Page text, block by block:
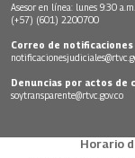
Asesor en línea: lunes 9:30
(+57) (601) 2200700
Correo de
Denuncias por actos de
soytransparente@rtvc.gov.co
Horario